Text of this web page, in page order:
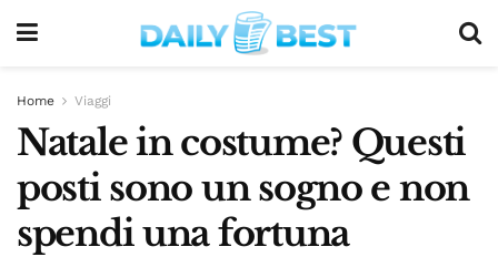
Home Viaggi
Natale in costume? Questi
posti sono un sogno e non
spendi una fortuna